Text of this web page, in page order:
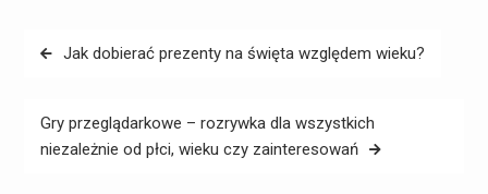
Nawigacja
Jak dobierać prezenty na święta względem wieku?
Gry przeglądarkowe – rozrywka dla wszystkich
niezależnie od płci, wieku czy zainteresowań